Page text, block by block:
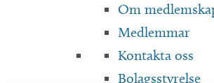
Om
Medlemmar
Kontakta oss
Bolagsstyrelse